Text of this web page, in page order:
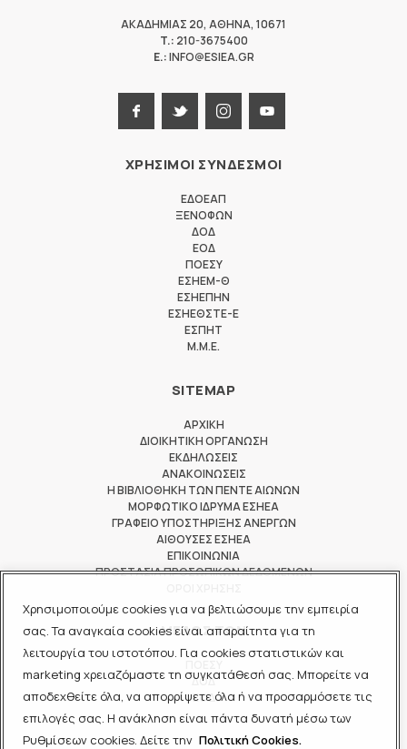
Χρησιμοποιούμε cookies για να βελτιώσουμε την εμπειρία
σας. Τα αναγκαία cookies είναι απαραίτητα για τη
λειτουργία του ιστοτόπου. Για cookies στατιστικών και
marketing χρειαζόμαστε τη συγκατάθεσή σας. Μπορείτε να
αποδεχθείτε όλα, να απορρίψετε όλα ή να προσαρμόσετε τις
επιλογές σας. Η ανάκληση είναι πάντα δυνατή μέσω των
Ρυθμίσεων cookies. Δείτε την Πολιτική Cookies.
ΑΚΑΔΗΜΙΑΣ 20, ΑΘΗΝΑ, 10671
T.: 210-3675400
E.:INFO@ESIEA.GR
ΧΡΗΣΙΜΟΙ ΣΥΝΔΕΣΜΟΙ
ΕΔΟΕΑΠ
ΞΕΝΟΦΩΝ
ΔΟΔ
ΕΟΔ
ΠΟΕΣΥ
ΕΣΗΕΜ-Θ
ΕΣΗΕΠΗΝ
ΕΣΗΕΘΣΤΕ-Ε
ΕΣΠΗΤ
M.M.E.
SITEMAP
ΑΡΧΙΚΗ
ΔΙΟΙΚΗΤΙΚΗ ΟΡΓΑΝΩΣΗ
ΕΚΔΗΛΩΣΕΙΣ
ΑΝΑΚΟΙΝΩΣΕΙΣ
Η ΒΙΒΛΙΟΘΗΚΗ ΤΩΝ ΠΕΝΤΕ ΑΙΩΝΩΝ
ΜΟΡΦΩΤΙΚΟ ΙΔΡΥΜΑ ΕΣΗΕΑ
ΓΡΑΦΕΙΟ ΥΠΟΣΤΗΡΙΞΗΣ ΑΝΕΡΓΩΝ
ΑΙΘΟΥΣΕΣ ΕΣΗΕΑ
ΕΠΙΚΟΙΝΩΝΙΑ
ΠΡΟΣΤΑΣΙΑ ΠΡΟΣΩΠΙΚΩΝ ΔΕΔΟΜΕΝΩΝ
ΜΕΛΟΣ ΤΩΝ
ΔΟΔ
ΕΟΔ